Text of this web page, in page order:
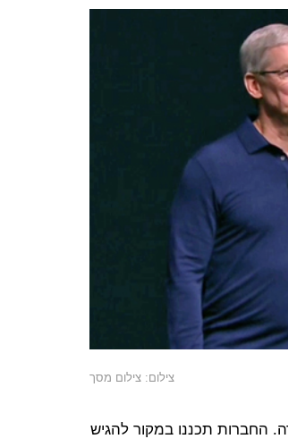
צילום: צילום מסך
החברות תכננו במקור להגיש